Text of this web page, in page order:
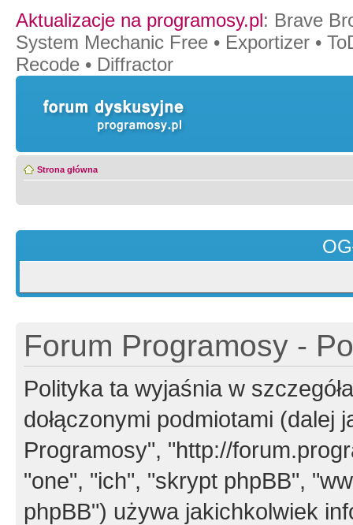
Aktualizacje na programosy.pl: Brave
System Mechanic Free • Exportizer •
Recode • Diffractor
Strona główna
Forum Programosy -
Polityka ta wyjaśnia w
dołączonymi podmiotami (dalej
Programosy", "http://
"one", "ich", "skrypt phpBB",
phpBB") używa jakichkolwiek